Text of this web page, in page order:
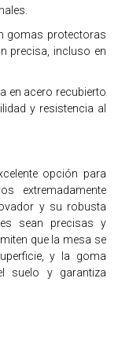
gomas protectoras
precisa, incluso en
en acero recubierto
y resistencia al
opción para
extremadamente
y su robusta
sean precisas y
que la mesa se
y la goma
suelo y garantiza